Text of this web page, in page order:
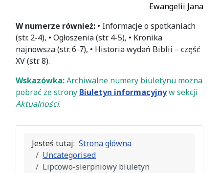
Ewangelii Jana
W numerze również: • Informacje o spotkaniach
(str. 2-4), • Ogłoszenia (str. 4-5), • Kronika
najnowsza (str. 6-7), • Historia wydań Biblii – część
XV (str. 8).
Wskazówka:Archiwalne numery biuletynu można
pobrać ze strony Biuletyn informacyjnyw sekcji
Aktualności.
Jesteś tutaj: Strona główna
Uncategorised
Lipcowo-sierpniowy biuletyn